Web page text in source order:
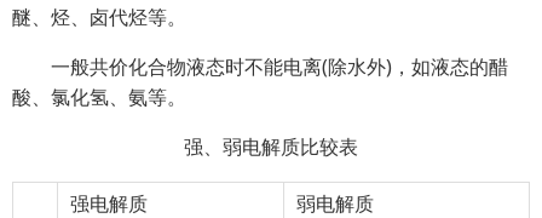
醚、烃、卤代烃等。
一般共价化合物液态时不能电离(除水外)，如液态的醋
酸、氯化氢、氨等。
强、弱电解质比较表
强电解质
弱电解质